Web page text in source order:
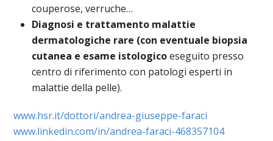
couperose, verruche…
Diagnosi e trattamento malattie
dermatologiche rare (con eventuale biopsia
cutanea e esame istologicoeseguito presso
centro di riferimento con patologi esperti in
malattie della pelle).
www.hsr.it/dottori/andrea-giuseppe-faraci
www.linkedin.com/in/andrea-faraci-468357104